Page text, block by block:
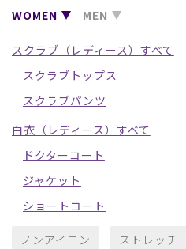
WOMEN MEN
スクラブ（レディース）すべて
スクラブトップス
スクラブパンツ
白衣（レディース）すべて
ドクターコート
ジャケット
ショートコート
ノンアイロン ストレッチ